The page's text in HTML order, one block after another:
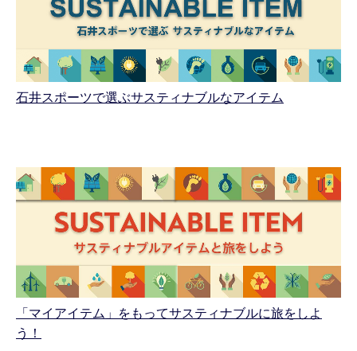
石井スポーツで選ぶサスティナブルなアイテム
「マイアイテム」をもってサスティナブルに旅をしよ
う！